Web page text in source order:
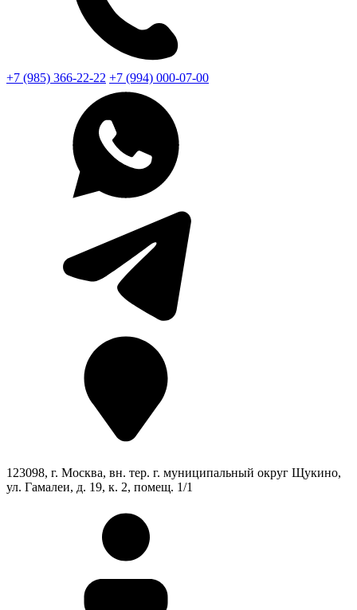
+7 (985) 366-22-22 +7 (994) 000-07-00
123098, г. Москва, вн. тер. г. муниципальный округ Щукино,
ул. Гамалеи, д. 19, к. 2, помещ. 1/1